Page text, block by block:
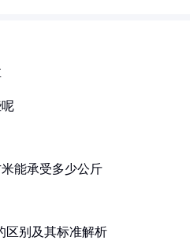
能承受多少公斤
区别及其标准解析